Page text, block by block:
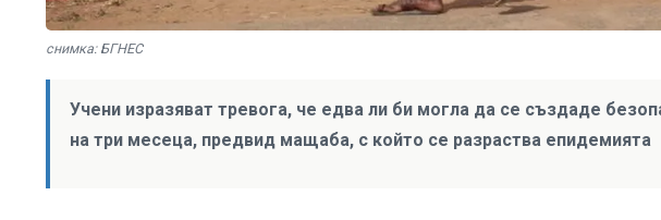
снимка: БГНЕС
Учени изразяват тревога, че едва ли би могла да се създаде
на три месеца, предвид мащаба, с който се разраства епидемията